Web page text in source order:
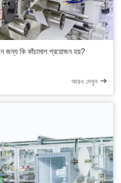
জন্য কি কাঁচামাল প্রয়োজন হয়?
আরও দেখুন